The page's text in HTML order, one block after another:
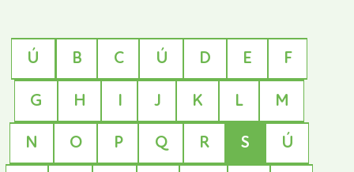
Ú B C Ú D E F
G H I J K L M
N O P Q R S Ú